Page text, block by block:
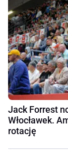
Jack Forrest
Włocławek.
rotację